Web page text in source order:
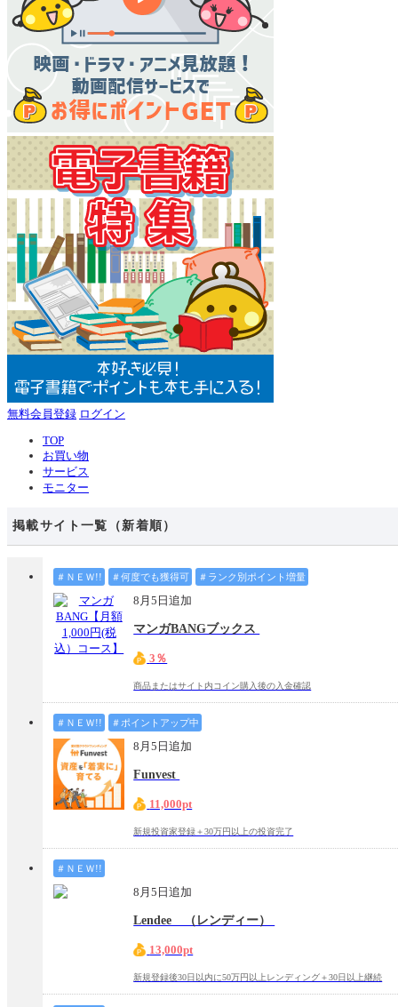
無料会員登録 ログイン
TOP
お買い物
サービス
モニター
掲載サイト一覧（新着順）
＃ＮＥＷ!! ＃何度でも獲得可 ＃ランク別ポイント増量
8月5日追加
マンガBANGブックス
3％
商品またはサイト内コイン購入後の入金確認
＃ＮＥＷ!! ＃ポイントアップ中
8月5日追加
Funvest
11,000pt
新規投資家登録＋30万円以上の投資完了
＃ＮＥＷ!!
8月5日追加
Lendee （レンディー）
13,000pt
新規登録後30日以内に50万円以上レンディング＋30日以上継続